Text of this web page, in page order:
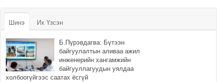
Шинэ Их Үзсэн
Б.Пүрэвдагва: Бүтээн
байгуулалтын аливаа ажил
инженерийн хангамжийн
байгууллагуудын уялдаа
холбоогүйгээс саатах ёсгүй